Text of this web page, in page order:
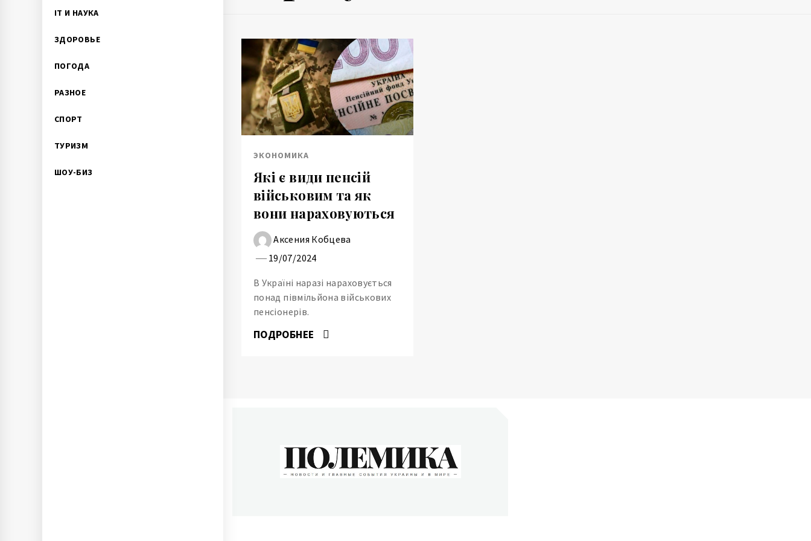
IT И НАУКА
ЗДОРОВЬЕ
ПОГОДА
РАЗНОЕ
СПОРТ
ТУРИЗМ
ШОУ-БИЗ
ЭКОНОМИКА
Які є види пенсій
військовим та як
вони нараховуються
Аксения Кобцева
19/07/2024
В Україні наразі нараховується
понад півмільйона військових
пенсіонерів.
ПОДРОБНЕЕ